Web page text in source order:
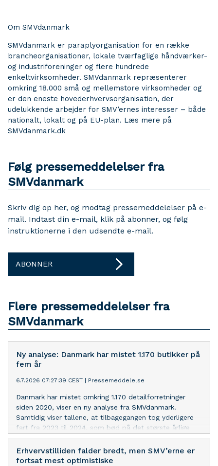
Om SMVdanmark
SMVdanmark er paraplyorganisation for en række
brancheorganisationer, lokale tværfaglige håndværker-
og industriforeninger og flere hundrede
enkeltvirksomheder. SMVdanmark repræsenterer
omkring 18.000 små og mellemstore virksomheder og
er den eneste hovederhvervsorganisation, der
udelukkende arbejder for SMV’ernes interesser – både
nationalt, lokalt og på EU-plan. Læs mere på
SMVdanmark.dk
Følg pressemeddelelser fra
SMVdanmark
Skriv dig op her, og modtag pressemeddelelser på e-
mail. Indtast din e-mail, klik på abonner, og følg
instruktionerne i den udsendte e-mail.
ABONNER
Flere pressemeddelelser fra
SMVdanmark
Ny analyse: Danmark har mistet 1.170 butikker på
fem år
6.7.2026 07:27:39 CEST | Pressemeddelelse
Danmark har mistet omkring 1.170 detailforretninger
siden 2020, viser en ny analyse fra SMVdanmark.
Samtidig viser tallene, at tilbagegangen tog yderligere
fart fra 2023 til 2024, som bød på det største årlige
fald i perioden.
Erhvervstilliden falder bredt, men SMV’erne er
fortsat mest optimistiske